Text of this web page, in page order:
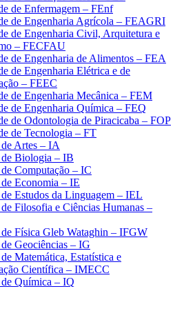
de Enfermagem – FEnf
de Engenharia Agrícola – FEAGRI
de Engenharia Civil, Arquitetura e
– FECFAU
de Engenharia de Alimentos – FEA
de Engenharia Elétrica e de
– FEEC
de Engenharia Mecânica – FEM
de Engenharia Química – FEQ
de Odontologia de Piracicaba – FOP
de Tecnologia – FT
Artes – IA
Biologia – IB
Computação – IC
Economia – IE
Estudos da Linguagem – IEL
Filosofia e Ciências Humanas –
Física Gleb Wataghin – IFGW
Geociências – IG
Matemática, Estatística e
Científica – IMECC
Química – IQ